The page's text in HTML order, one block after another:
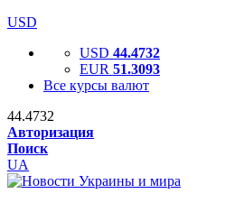
USD
USD 44.4732
EUR 51.3093
Все курсы валют
44.4732
Авторизация
Поиск
UA